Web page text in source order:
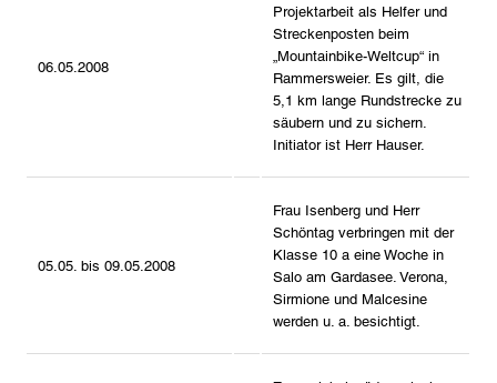
06.05.2008
Projektarbeit als Helfer und
Streckenposten beim
„Mountainbike-Weltcup“ in
Rammersweier. Es gilt, die
5,1 km lange Rundstrecke zu
säubern und zu sichern.
Initiator ist Herr Hauser.
05.05. bis 09.05.2008
Frau Isenberg und Herr
Schöntag verbringen mit der
Klasse 10 a eine Woche in
Salo am Gardasee. Verona,
Sirmione und Malcesine
werden u. a. besichtigt.